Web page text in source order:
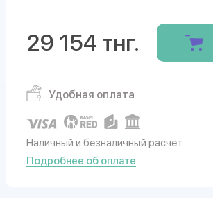
29 154 тнг.
Удобная оплата
Наличный и безналичный расчет
Подробнее об оплате